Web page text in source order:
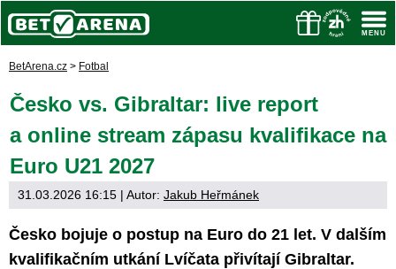
BetArena.cz > Fotbal
Česko vs. Gibraltar: live report
a online stream zápasu kvalifikace na
Euro U21 2027
31.03.2026 16:15 | Autor: Jakub Heřmánek
Česko bojuje o postup na Euro do 21 let. V dalším
kvalifikačním utkání Lvíčata přivítají Gibraltar.